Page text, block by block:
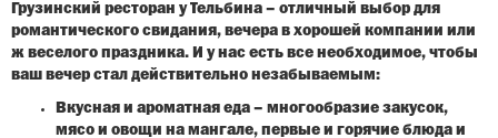
Грузинский ресторан у Тельбина – отличный выбор для
романтического свидания, вечера в хорошей компании или
ж веселого праздника. И у нас есть все необходимое, чтобы
ваш вечер стал действительно незабываемым:
Вкусная и ароматная еда – многообразие закусок,
мясо и овощи на мангале, первые и горячие блюда и